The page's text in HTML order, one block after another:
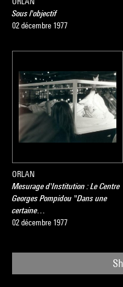
Sous l'objectif
02 décembre 1977
ORLAN
Mesurage d'Institution : Le Centre
Georges Pompidou "Dans une
certaine…
02 décembre 1977